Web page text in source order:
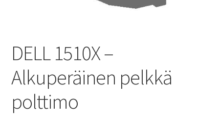
DELL 1510X –
Alkuperäinen pelkkä
polttimo